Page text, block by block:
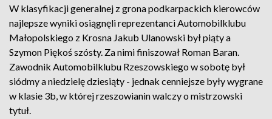
W klasyfikacji generalnej z grona podkarpackich kierowców
najlepsze wyniki osiągnęli reprezentanci Automobilklubu
Małopolskiego z Krosna Jakub Ulanowski był piąty a
Szymon Piękoś szósty. Za nimi finiszował Roman Baran.
Zawodnik Automobilklubu Rzeszowskiego w sobotę był
siódmy a niedzielę dziesiąty - jednak cenniejsze były wygrane
w klasie 3b, w której rzeszowianin walczy o mistrzowski
tytuł.